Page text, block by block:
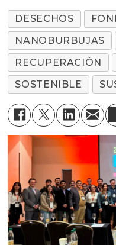
DESECHOS
NANOBURBUJAS
RECUPERACIÓN
SOSTENIBLE